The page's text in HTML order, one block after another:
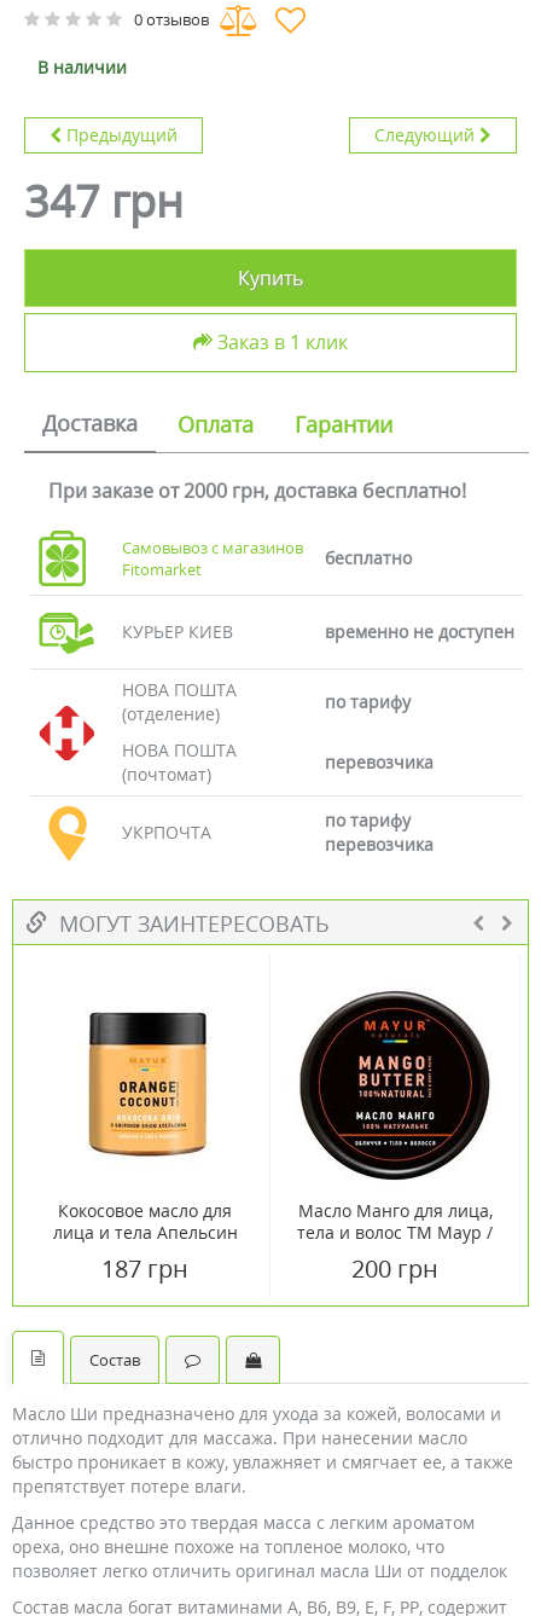
0 отзывов
В наличии
Предыдущий Следующий
347 грн
Купить
Заказ в 1 клик
Доставка Оплата Гарантии
При заказе от 2000 грн, доставка бесплатно!
Самовывоз с магазинов
Fitomarket
бесплатно
КУРЬЕР КИЕВ временно не доступен
НОВА ПОШТА
(отделение)
по тарифу
НОВА ПОШТА
(почтомат)
перевозчика
УКРПОЧТА
по тарифу
перевозчика
МОГУТ ЗАИНТЕРЕСОВАТЬ
Кокосовое масло для
лица и тела Апельсин
187 грн
Масло Манго для лица,
тела и волос TM Маур /
200 грн
Состав
Масло Ши предназначено для ухода за кожей, волосами и
отлично подходит для массажа. При нанесении масло
быстро проникает в кожу, увлажняет и смягчает ее, а также
препятствует потере влаги.
Данное средство это твердая масса с легким ароматом
ореха, оно внешне похоже на топленое молоко, что
позволяет легко отличить оригинал масла Ши от подделок
Состав масла богат витаминами А, В6, В9, Е, F, РР, содержит